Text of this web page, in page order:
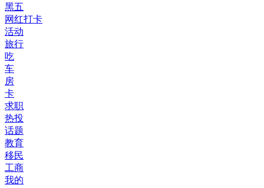
黑五
网红打卡
活动
旅行
吃
车
房
卡
求职
热投
话题
教育
移民
工商
我的